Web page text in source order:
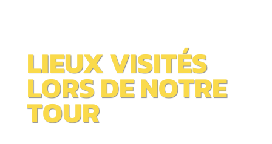
LIEUX VISITÉS
LORS DE NOTRE
TOUR